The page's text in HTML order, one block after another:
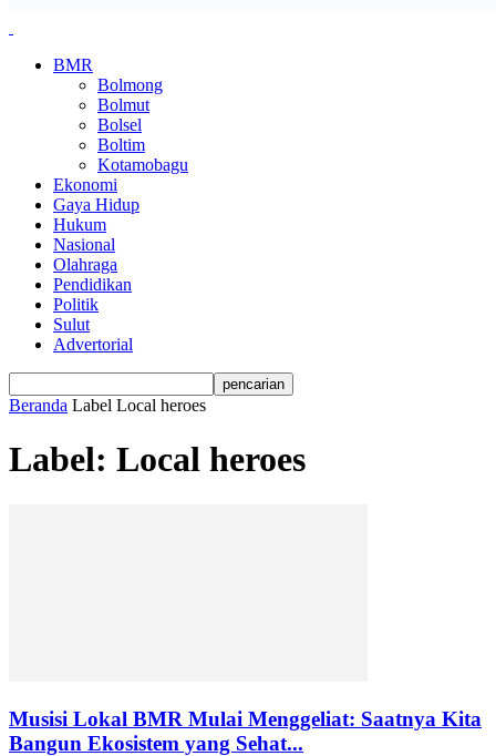
BMR
Bolmong
Bolmut
Bolsel
Boltim
Kotamobagu
Ekonomi
Gaya Hidup
Hukum
Nasional
Olahraga
Pendidikan
Politik
Sulut
Advertorial
Beranda Label Local heroes
Label: Local heroes
Musisi Lokal BMR Mulai Menggeliat: Saatnya Kita
Bangun Ekosistem yang Sehat...